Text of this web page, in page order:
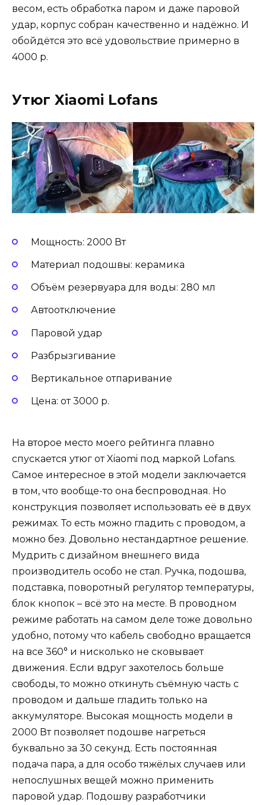
весом, есть обработка паром и даже паровой
удар, корпус собран качественно и надёжно. И
обойдётся это всё удовольствие примерно в
4000 р.
Утюг Xiaomi Lofans
Мощность: 2000 Вт
Материал подошвы: керамика
Объём резервуара для воды: 280 мл
Автоотключение
Паровой удар
Разбрызгивание
Вертикальное отпаривание
Цена: от 3000 р.
На второе место моего рейтинга плавно
спускается утюг от Xiaomi под маркой Lofans.
Самое интересное в этой модели заключается
в том, что вообще-то она беспроводная. Но
конструкция позволяет использовать её в двух
режимах. То есть можно гладить с проводом, а
можно без. Довольно нестандартное решение.
Мудрить с дизайном внешнего вида
производитель особо не стал. Ручка, подошва,
подставка, поворотный регулятор температуры,
блок кнопок – всё это на месте. В проводном
режиме работать на самом деле тоже довольно
удобно, потому что кабель свободно вращается
на все 360° и нисколько не сковывает
движения. Если вдруг захотелось больше
свободы, то можно откинуть съёмную часть с
проводом и дальше гладить только на
аккумуляторе. Высокая мощность модели в
2000 Вт позволяет подошве нагреться
буквально за 30 секунд. Есть постоянная
подача пара, а для особо тяжёлых случаев или
непослушных вещей можно применить
паровой удар. Подошву разработчики